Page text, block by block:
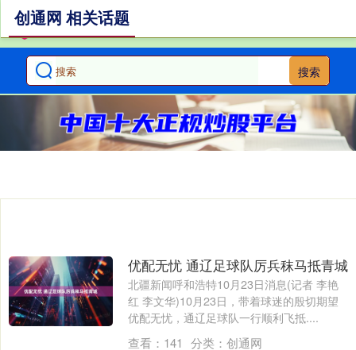
搜索
创通网 相关话题
优配无忧 通辽足球队厉兵秣马抵青城
北疆新闻呼和浩特10月23日消息(记者 李艳
红 李文华)10月23日，带着球迷的殷切期望
优配无忧，通辽足球队一行顺利飞抵....
查看： 141 分类： 创通网